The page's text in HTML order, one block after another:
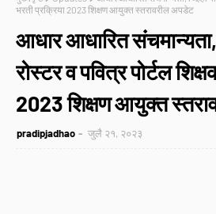
भरती प्रक्रिया 2023 शिक्षण आयुक्त स्तरावरील अपडेट
आधार आधारित संचमान्यता,
रोस्टर व पवित्र पोर्टल
2023 शिक्षण आयुक्त
pradipjadhao जुलै २१, २०२३